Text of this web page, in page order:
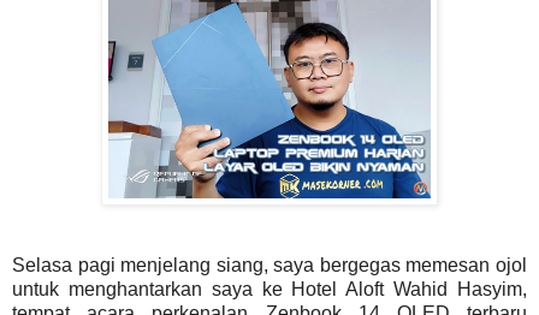
Selasa pagi menjelang siang, saya bergegas memesan ojol
untuk menghantarkan saya ke Hotel Aloft Wahid Hasyim,